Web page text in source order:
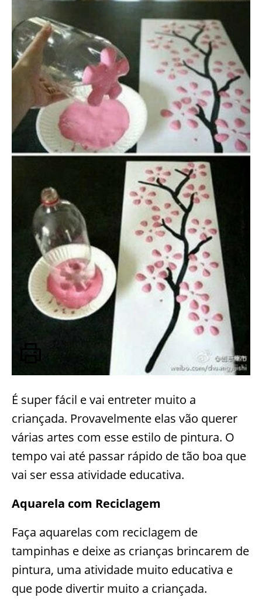
É super fácil e vai entreter muito a
criançada. Provavelmente elas vão querer
várias artes com esse estilo de pintura. O
tempo vai até passar rápido de tão boa que
vai ser essa atividade educativa.
Aquarela com Reciclagem
Faça aquarelas com reciclagem de
tampinhas e deixe as crianças brincarem de
pintura, uma atividade muito educativa e
que pode divertir muito a criançada.